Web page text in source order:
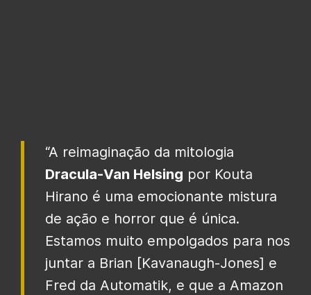
“A reimaginação da mitologia
Dracula-Van Helsing por Kouta
Hirano é uma emocionante mistura
de ação e horror que é única.
Estamos muito empolgados para nos
juntar a Brian [Kavanaugh-Jones] e
Fred da Automatik, e que a Amazon